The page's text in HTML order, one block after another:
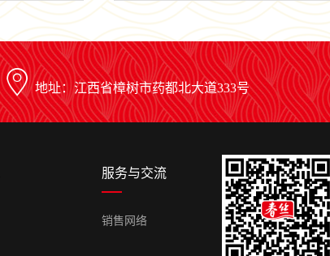
地址：江西省樟树市药都北大道333号
服务与交流
销售网络